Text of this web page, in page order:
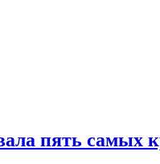
пять самых